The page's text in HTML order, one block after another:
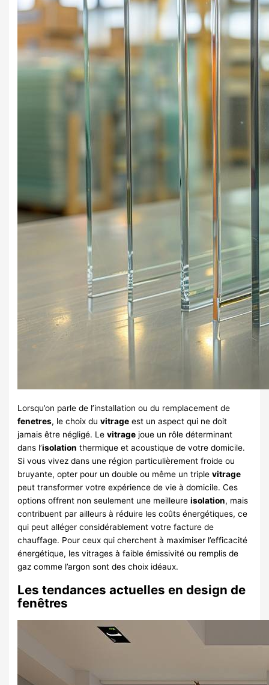
Lorsqu’on parle de l’installation ou du remplacement de
fenetres, le choix duvitrage est un aspect qui ne doit
jamais être négligé. Levitrage joue un rôle déterminant
dans l’isolation thermique et acoustique de votre domicile.
Si vous vivez dans une région particulièrement froide ou
bruyante, opter pour un double ou même un triplevitrage
peut transformer votre expérience de vie à domicile. Ces
options offrent non seulement une meilleureisolation, mais
contribuent par ailleurs à réduire les coûts énergétiques, ce
qui peut alléger considérablement votre facture de
chauffage. Pour ceux qui cherchent à maximiser l’efficacité
énergétique, les vitrages à faible émissivité ou remplis de
gaz comme l’argon sont des choix idéaux.
Les tendances actuelles en design de
fenêtres